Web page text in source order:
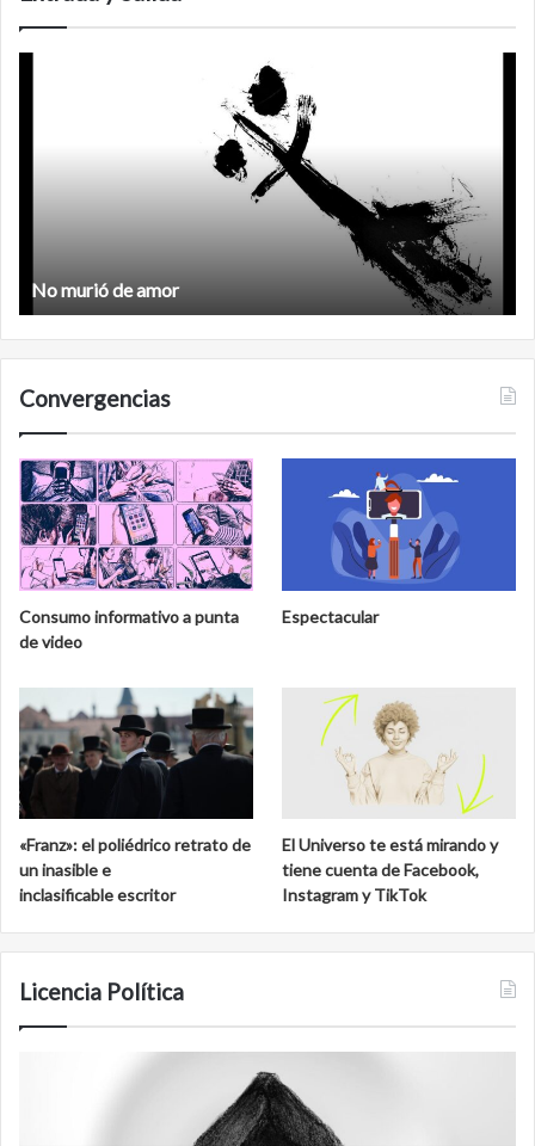
Feminismo
Feminismo
Convergencias
Consumo informativo a punta
de video
Espectacular
«Franz»: el poliédrico retrato de
un inasible e
inclasificable escritor
El Universo te está mirando y
tiene cuenta de Facebook,
Instagram y TikTok
Licencia Política
antineoliberal